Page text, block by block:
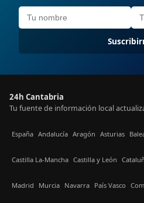
24h Cantabria
Tu fuente de información local
España Andalucía Aragón Asturias
Castilla La-Mancha Castilla y León
Madrid Murcia Navarra País Vasco